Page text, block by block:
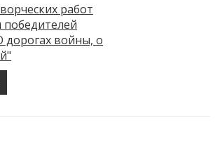
работ
победителей
дорогах войны, о